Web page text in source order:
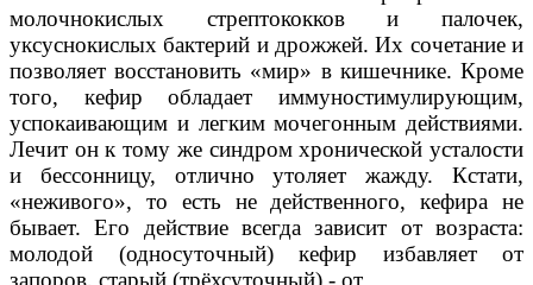
молочнокислых стрептококков и палочек,
уксуснокислых бактерий и дрожжей. Их сочетание и
позволяет восстановить «мир» в кишечнике. Кроме
того, кефир обладает иммуностимулирующим,
успокаивающим и легким мочегонным действиями.
Лечит он к тому же синдром хронической усталости
и бессонницу, отлично утоляет жажду. Кстати,
«неживого», то есть не действенного, кефира не
бывает. Его действие всегда зависит от возраста:
молодой (односуточный) кефир избавляет от
запоров, старый (трёхсуточный) - от